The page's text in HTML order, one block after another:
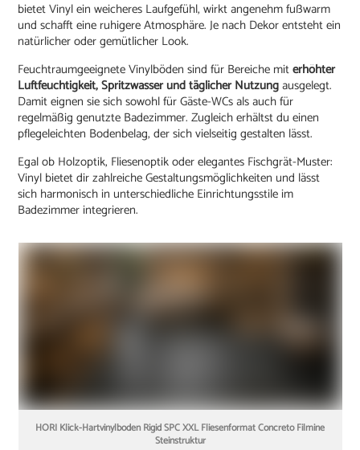
bietet Vinyl ein weicheres Laufgefühl, wirkt angenehm fußwarm
und schafft eine ruhigere Atmosphäre. Je nach Dekor entsteht ein
natürlicher oder gemütlicher Look.
Feuchtraumgeeignete Vinylböden sind für Bereiche miterhöhter
Luftfeuchtigkeit, Spritzwasser und täglicher Nutzungausgelegt.
Damit eignen sie sich sowohl für Gäste-WCs als auch für
regelmäßig genutzte Badezimmer. Zugleich erhältst du einen
pflegeleichten Bodenbelag, der sich vielseitig gestalten lässt.
Egal ob Holzoptik, Fliesenoptik oder elegantes Fischgrät-Muster:
Vinyl bietet dir zahlreiche Gestaltungsmöglichkeiten und lässt
sich harmonisch in unterschiedliche Einrichtungsstile im
Badezimmer integrieren.
HORI Klick-Hartvinylboden Rigid SPC XXL Fliesenformat Concreto Filmine
Steinstruktur